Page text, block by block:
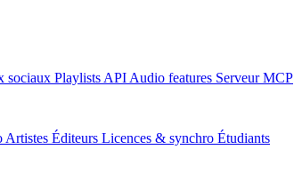
sociaux Playlists API Audio features Serveur MCP
Artistes Éditeurs Licences & synchro Étudiants